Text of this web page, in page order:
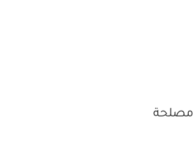
مصلحة